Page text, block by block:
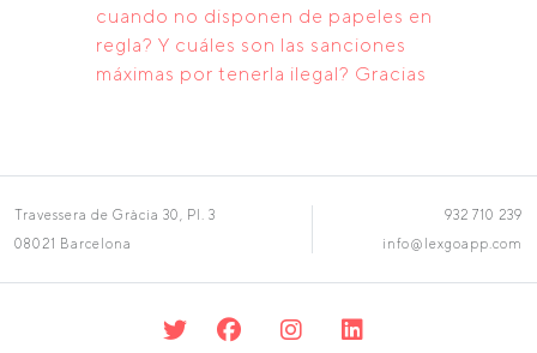
cuando no disponen de papeles en
regla? Y cuáles son las sanciones
máximas por tenerla ilegal? Gracias
Travessera de Gràcia 30, Pl. 3
08021 Barcelona
932 710 239
info@lexgoapp.com